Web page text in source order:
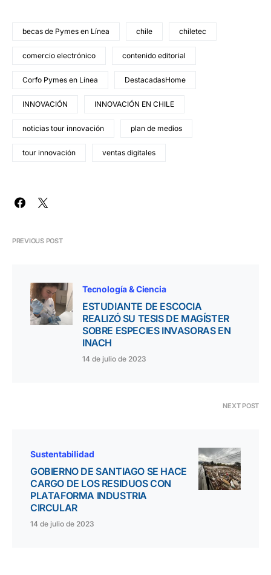
becas de Pymes en Línea chile chiletec
comercio electrónico contenido editorial
Corfo Pymes en Línea DestacadasHome
INNOVACIÓN INNOVACIÓN EN CHILE
noticias tour innovación plan de medios
tour innovación ventas digitales
PREVIOUS POST
Tecnología & Ciencia
ESTUDIANTE DE ESCOCIA
REALIZÓ SU TESIS DE MAGÍSTER
SOBRE ESPECIES INVASORAS EN
INACH
14 de julio de 2023
NEXT POST
Sustentabilidad
GOBIERNO DE SANTIAGO SE HACE
CARGO DE LOS RESIDUOS CON
PLATAFORMA INDUSTRIA
CIRCULAR
14 de julio de 2023